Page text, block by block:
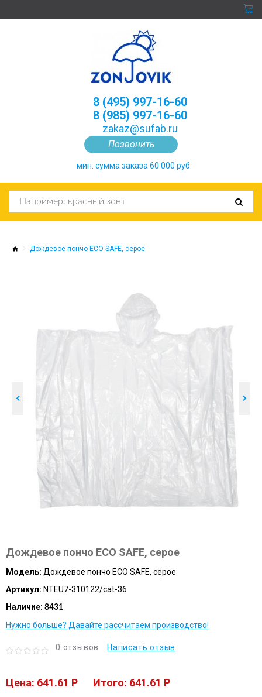
Позвонить
8 (495) 997-16-60
8 (985) 997-16-60
zakaz@sufab.ru
мин. сумма заказа 60 000 руб.
Дождевое пончо ECO SAFE, серое
Дождевое пончо ECO SAFE, серое
Модель: Дождевое пончо ECO SAFE, серое
Артикул: NTEU7-310122/cat-36
Наличие: 8431
Нужно больше? Давайте рассчитаем производство!
0 отзывов Написать отзыв
Цена: 641.61 P Итого: 641.61 P